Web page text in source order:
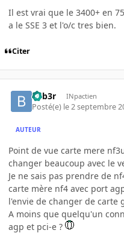
Il est vrai que le 3400+ en
a le SSE 3 et l'o/c tres bien.
Citer
beb3r INpactien
Posté(e) le 2 septembre
AUTEUR
Point de vue carte mere
changer beaucoup avec le
Je ne sais pas prendre de
carte mère nf4 avec port
l'envie de changer de carte
A moins que quelqu'un
agp et pci-e ?